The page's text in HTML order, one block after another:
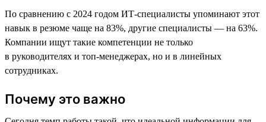
По сравнению с 2024 годом ИТ-специалисты упоминают этот
навык в резюме чаще на 83%, другие специалисты — на 63%.
Компании ищут такие компетенции не только
в руководителях и топ-менеджерах, но и в линейных
сотрудниках.
Почему это важно